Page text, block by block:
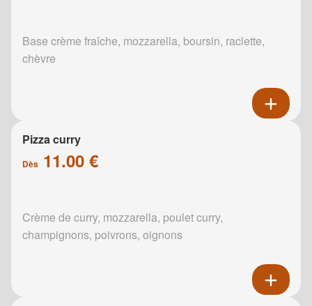
Base crème fraîche, mozzarella, boursin, raclette,
chèvre
Pizza curry
Dès 11.00 €
Crème de curry, mozzarella, poulet curry,
champignons, poivrons, oignons